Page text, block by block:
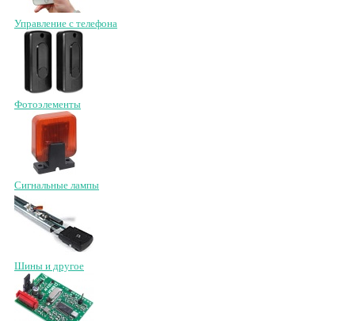
Управление с телефона
Фотоэлементы
Сигнальные лампы
Шины и другое